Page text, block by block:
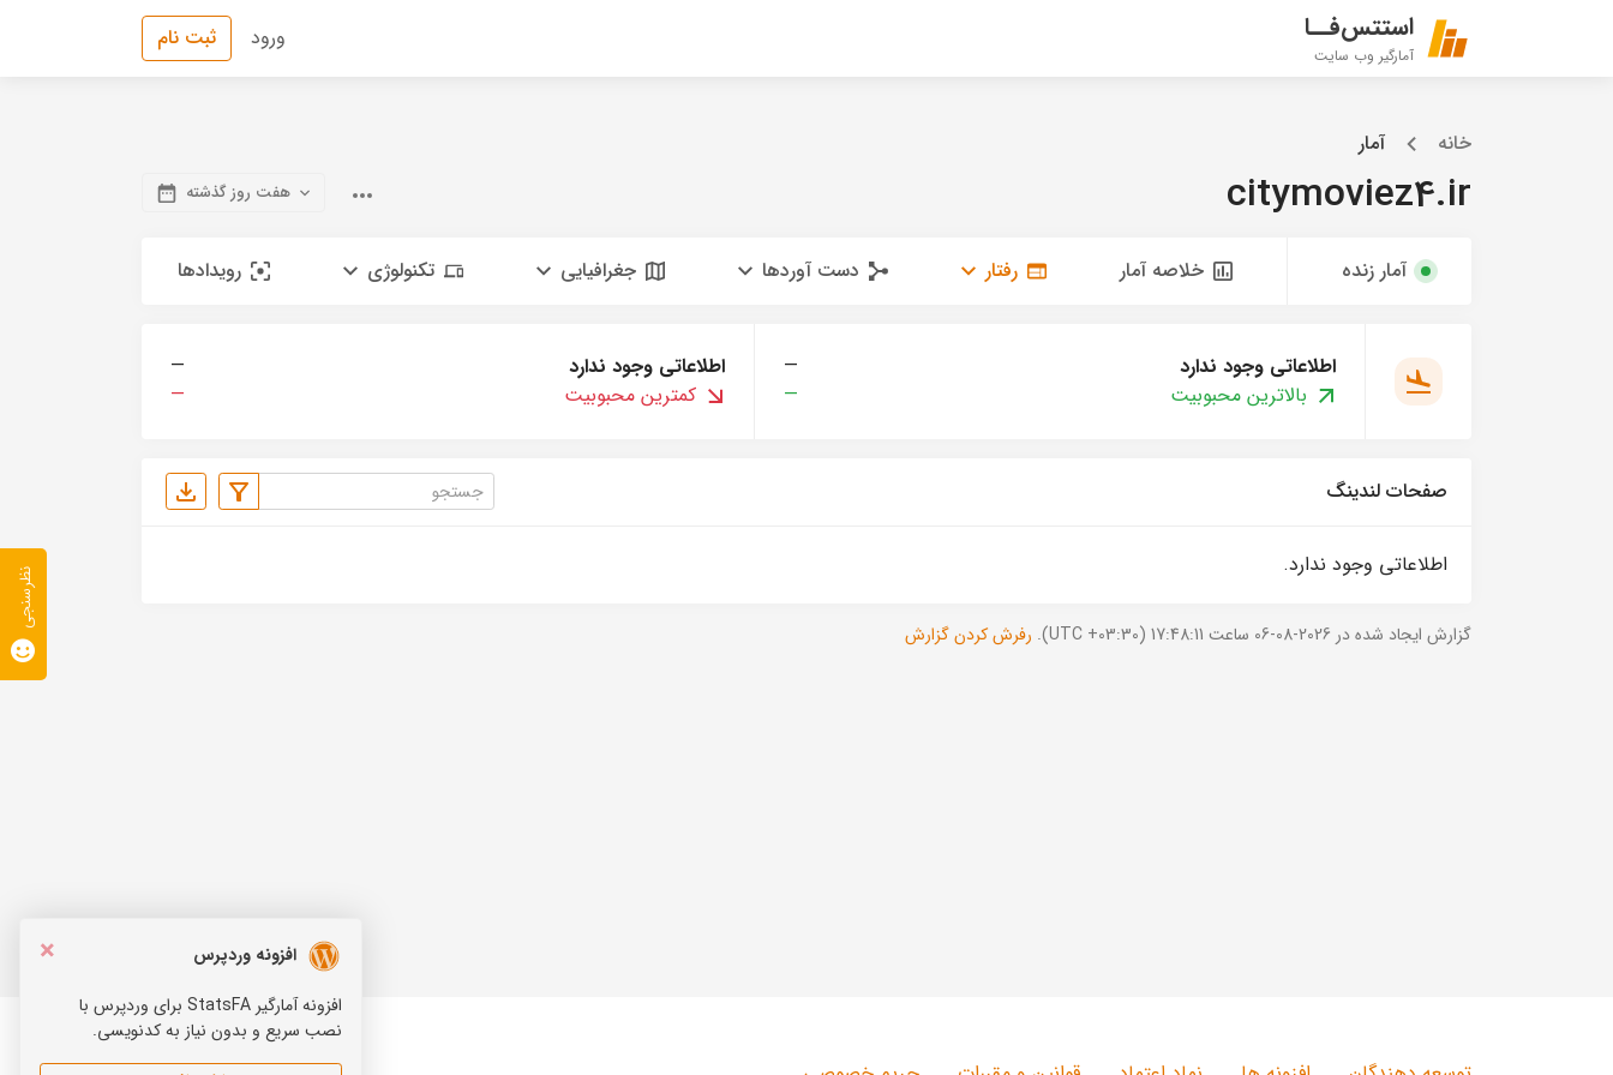
استتس‌فــا
آمارگیر وب سایت
ورود ثبت نام
خانه آمار
citymoviez4.ir هفت روز گذشته
آمار زنده خلاصه آمار رفتار دست آوردها جغرافیایی تکنولوژی رویدادها
اطلاعاتی وجود ندارد
—
بالاترین محبوبیت
—
اطلاعاتی وجود ندارد
—
کمترین محبوبیت
—
صفحات لندینگ
اطلاعاتی وجود ندارد.
گزارش ایجاد شده در 2026-08-06 ساعت 17:48:11 (UTC +03:30). رفرش کردن گزارش
×
افزونه وردپرس
افزونه آمارگیر StatsFA برای وردپرس با
نصب سریع و بدون نیاز به کدنویسی.
نظرسنجی